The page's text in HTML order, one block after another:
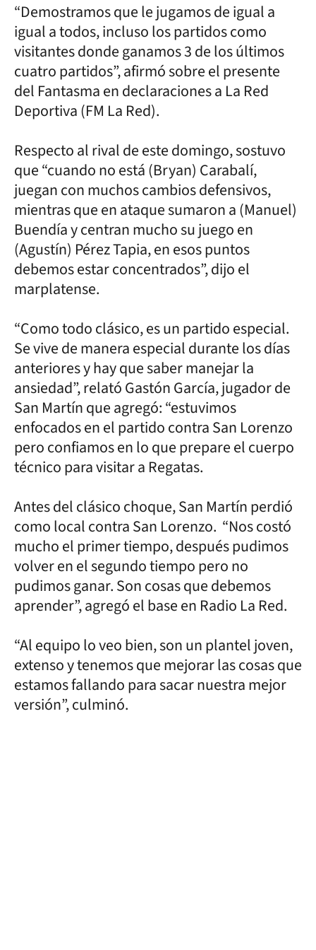
“Demostramos que le jugamos de igual a
igual a todos, incluso los partidos como
visitantes donde ganamos 3 de los últimos
cuatro partidos”, afirmó sobre el presente
del Fantasma en declaraciones a La Red
Deportiva (FM La Red).
Respecto al rival de este domingo, sostuvo
que “cuando no está (Bryan) Carabalí,
juegan con muchos cambios defensivos,
mientras que en ataque sumaron a (Manuel)
Buendía y centran mucho su juego en
(Agustín) Pérez Tapia, en esos puntos
debemos estar concentrados”, dijo el
marplatense.
“Como todo clásico, es un partido especial.
Se vive de manera especial durante los días
anteriores y hay que saber manejar la
ansiedad”, relató Gastón García, jugador de
San Martín que agregó: “estuvimos
enfocados en el partido contra San Lorenzo
pero confiamos en lo que prepare el cuerpo
técnico para visitar a Regatas.
Antes del clásico choque, San Martín perdió
como local contra San Lorenzo. “Nos costó
mucho el primer tiempo, después pudimos
volver en el segundo tiempo pero no
pudimos ganar. Son cosas que debemos
aprender”, agregó el base en Radio La Red.
“Al equipo lo veo bien, son un plantel joven,
extenso y tenemos que mejorar las cosas que
estamos fallando para sacar nuestra mejor
versión”, culminó.